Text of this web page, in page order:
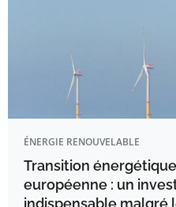
ÉNERGIE RENOUVELABLE
Transition
européenne : un
indispensable malgré